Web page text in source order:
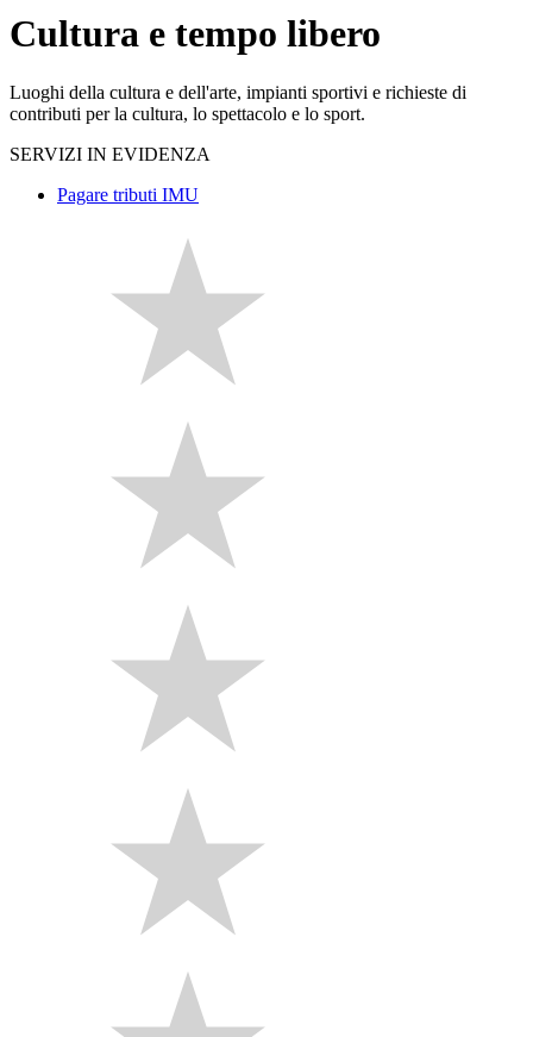
Cultura e tempo libero
Luoghi della cultura e dell'arte, impianti sportivi e richieste di
contributi per la cultura, lo spettacolo e lo sport.
SERVIZI IN EVIDENZA
Pagare tributi IMU